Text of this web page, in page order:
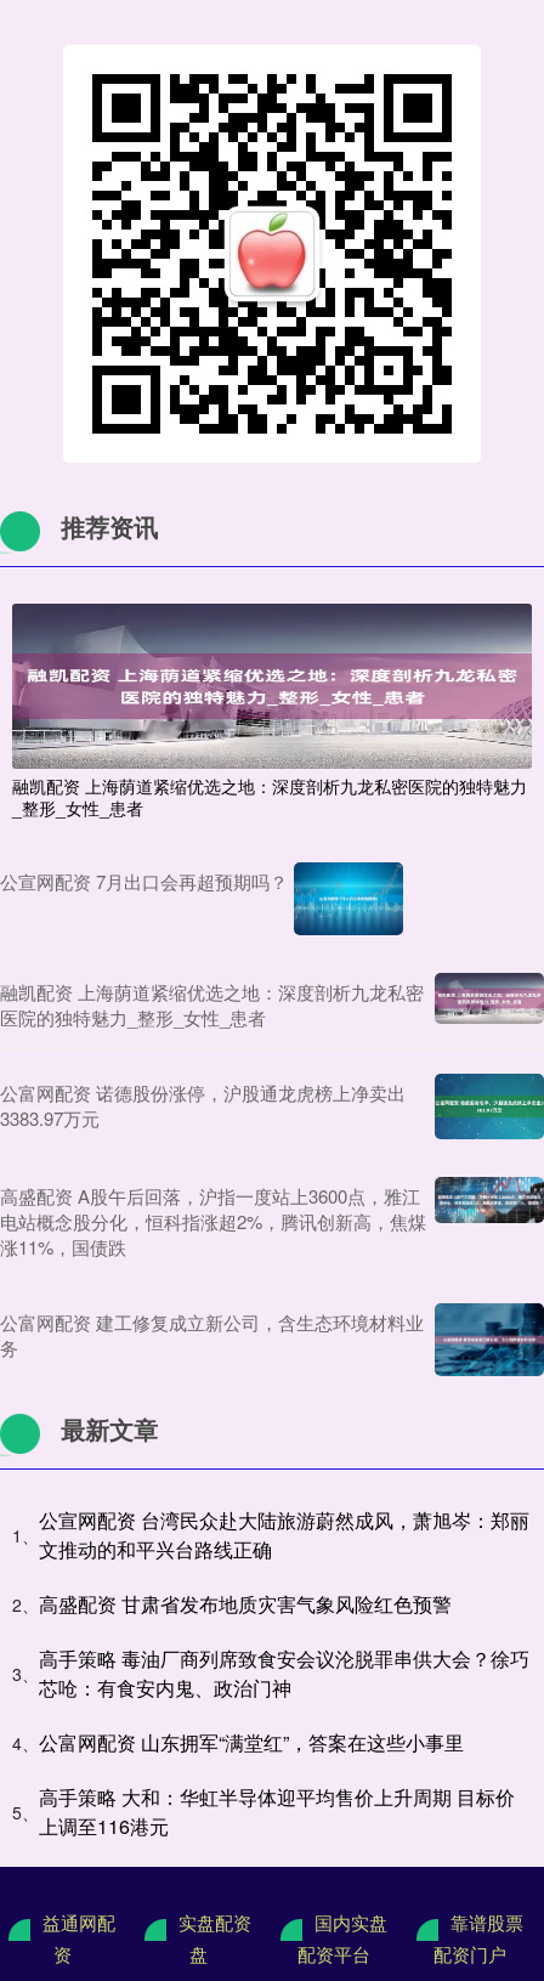
推荐资讯
融凯配资 上海荫道紧缩优选之地：深度剖析九龙私密医院的独特魅力
_整形_女性_患者
公宣网配资 7月出口会再超预期吗？
融凯配资 上海荫道紧缩优选之地：深度剖析九龙私密
医院的独特魅力_整形_女性_患者
公富网配资 诺德股份涨停，沪股通龙虎榜上净卖出
3383.97万元
高盛配资 A股午后回落，沪指一度站上3600点，雅江
电站概念股分化，恒科指涨超2%，腾讯创新高，焦煤
涨11%，国债跌
公富网配资 建工修复成立新公司，含生态环境材料业
务
最新文章
1、
公宣网配资 台湾民众赴大陆旅游蔚然成风，萧旭岑：郑丽
文推动的和平兴台路线正确
2、 高盛配资 甘肃省发布地质灾害气象风险红色预警
3、
高手策略 毒油厂商列席致食安会议沦脱罪串供大会？徐巧
芯呛：有食安内鬼、政治门神
4、 公富网配资 山东拥军“满堂红”，答案在这些小事里
5、
高手策略 大和：华虹半导体迎平均售价上升周期 目标价
上调至116港元
益通网配
资
实盘配资
盘
国内实盘
配资平台
靠谱股票
配资门户